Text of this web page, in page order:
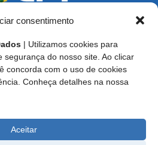
consentimento
| Utilizamos cookies para
segurança do nosso site. Ao clicar
concorda com o uso de cookies
Conheça detalhes na nossa
Aceitar
Bloco D, Ed. Oscar Niemeyer,
- Brasília/DF
ao Técnico:0800 016-1515